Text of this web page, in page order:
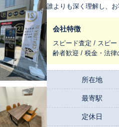
誰よりも深く理解し、
でいるからです。大手
に、中古戸建て、中古
に伝え、より良い条件
込めて橋渡しいたします。 不動産売却には、様々なご事情やご不安がつきものです。お客様からいただく「丁
心できた」「迅速なサ
お話にじっくりと耳を
データに加え、学区の
ご納得いただける精度の高い価格をご提示します。 地
ネットワークを活かして、よ
会社特徴
スピード査定 / スピ
齢者歓迎 / 税金・法
所在地
最寄駅
定休日